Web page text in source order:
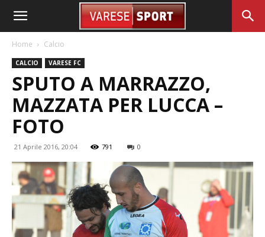
Home Calcio
CALCIO VARESE FC
SPUTO A MARRAZZO,
MAZZATA PER LUCCA –
FOTO
21 Aprile 2016, 20:04 791 0